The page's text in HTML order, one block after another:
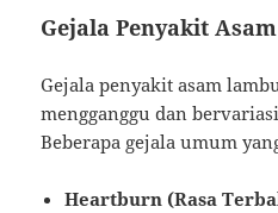
Gejala Penyakit
Gejala penyakit asam
mengganggu dan
Beberapa gejala umum
Heartburn (Rasa